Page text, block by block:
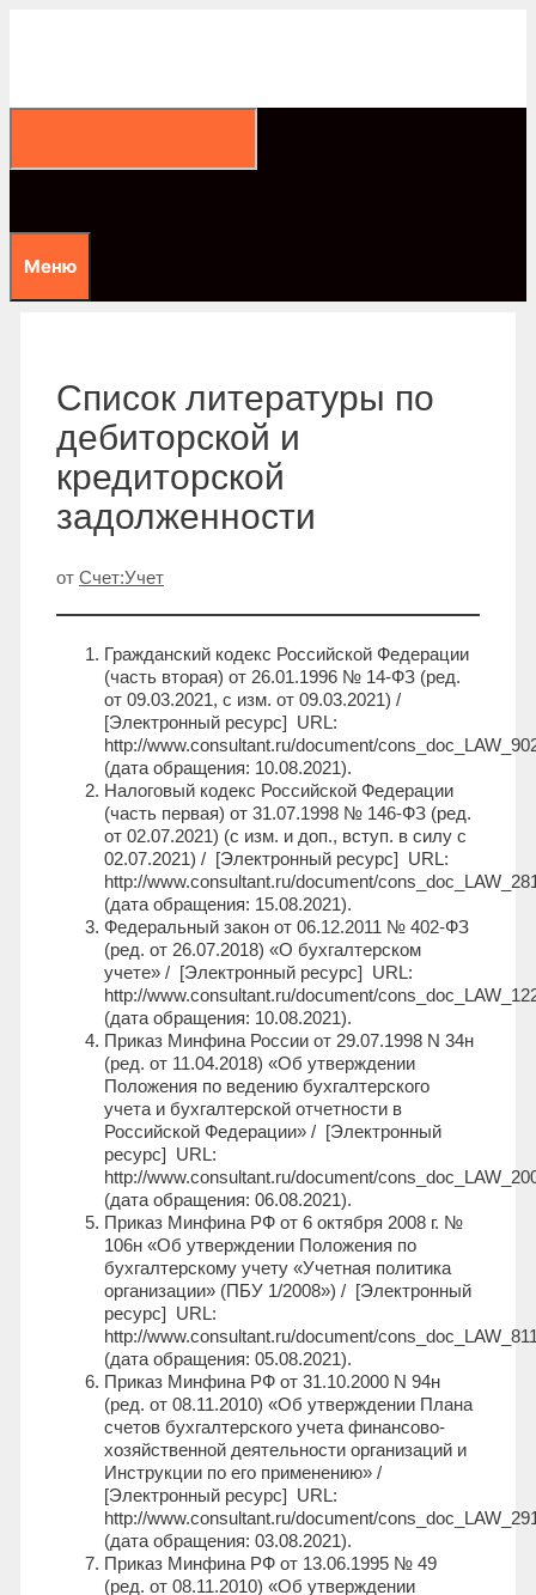
Меню
Список литературы по
дебиторской и
кредиторской
задолженности
от Счет:Учет
Гражданский кодекс Российской Федерации
(часть вторая) от 26.01.1996 № 14-ФЗ (ред.
от 09.03.2021, с изм. от 09.03.2021) /
[Электронный ресурс] URL:
http://www.consultant.ru/document/
(дата обращения: 10.08.2021).
Налоговый кодекс Российской Федерации
(часть первая) от 31.07.1998 № 146-ФЗ (ред.
от 02.07.2021) (с изм. и доп., вступ. в силу с
02.07.2021) / [Электронный ресурс] URL:
http://www.consultant.ru/document/
(дата обращения: 15.08.2021).
Федеральный закон от 06.12.2011 № 402-ФЗ
(ред. от 26.07.2018) «О бухгалтерском
учете» / [Электронный ресурс] URL:
http://www.consultant.ru/document/
(дата обращения: 10.08.2021).
Приказ Минфина России от 29.07.1998 N 34н
(ред. от 11.04.2018) «Об утверждении
Положения по ведению бухгалтерского
учета и бухгалтерской отчетности в
Российской Федерации» / [Электронный
ресурс] URL:
http://www.consultant.ru/document/
(дата обращения: 06.08.2021).
Приказ Минфина РФ от 6 октября 2008 г. №
106н «Об утверждении Положения по
бухгалтерскому учету «Учетная политика
организации» (ПБУ 1/2008») / [Электронный
ресурс] URL:
http://www.consultant.ru/document/
(дата обращения: 05.08.2021).
Приказ Минфина РФ от 31.10.2000 N 94н
(ред. от 08.11.2010) «Об утверждении Плана
счетов бухгалтерского учета финансово-
хозяйственной деятельности организаций и
Инструкции по его применению» /
[Электронный ресурс] URL:
http://www.consultant.ru/document/
(дата обращения: 03.08.2021).
Приказ Минфина РФ от 13.06.1995 № 49
(ред. от 08.11.2010) «Об утверждении